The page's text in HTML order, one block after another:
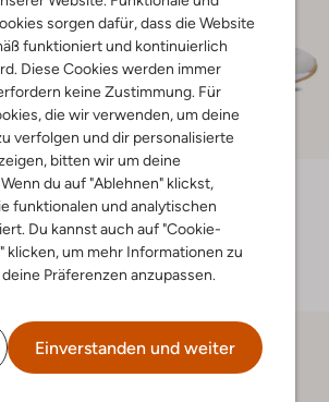
sorgen dafür, dass die Website
funktioniert und kontinuierlich
Diese Cookies werden immer
keine Zustimmung. Für
die wir verwenden, um deine
verfolgen und dir personalisierte
bitten wir um deine
du auf "Ablehnen" klickst,
funktionalen und analytischen
Du kannst auch auf "Cookie-
klicken, um mehr Informationen zu
Präferenzen anzupassen.
Einverstanden und weiter
-20%
Nike
Sneaker Low
€ 79,99 € 63,99
+ mehr farben